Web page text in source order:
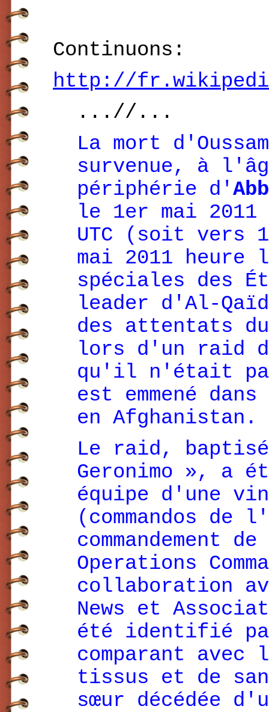
Continuons:
http://
...//...
La mort
survenue, à
périphérie d'
le 1er mai
UTC (soit vers
mai 2011
spéciales des
leader d'Al-
des attentats
lors d'un raid
qu'il n'était
est emmené
en Afghanistan.
Le raid,
Geronimo », a
équipe d'une
(commandos de
commandement
Operations
collaboration
News et
été identifié
comparant
tissus et de
sœur décédée